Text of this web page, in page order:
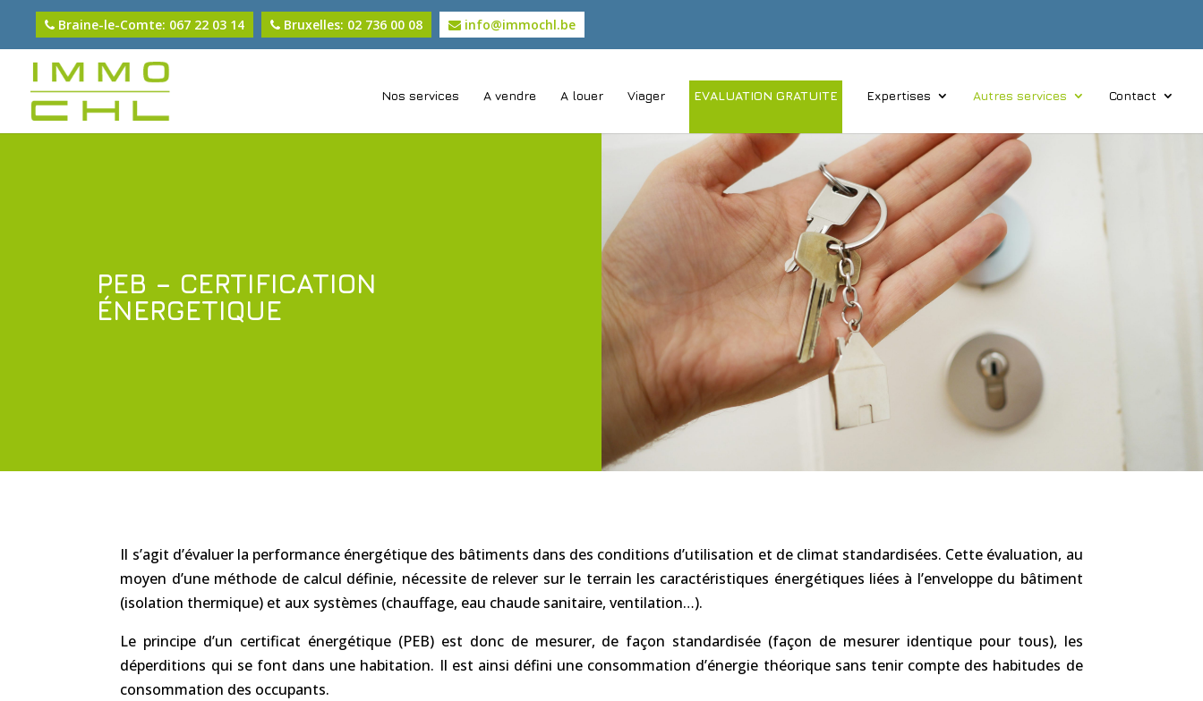
Braine-le-Comte: 067 22 03 14 Bruxelles: 02 736 00 08 info@immochl.be
Nos services A vendre A louer Viager EVALUATION GRATUITE Expertises Autres services Contact
PEB – CERTIFICATION
ÉNERGETIQUE
Il s’agit d’évaluer la performance énergétique des bâtiments dans des conditions d’utilisation et de climat standardisées. Cette évaluation, au
moyen d’une méthode de calcul définie, nécessite de relever sur le terrain les caractéristiques énergétiques liées à l’enveloppe du bâtiment
(isolation thermique) et aux systèmes (chauffage, eau chaude sanitaire, ventilation…).
Le principe d’un certificat énergétique (PEB) est donc de mesurer, de façon standardisée (façon de mesurer identique pour tous), les
déperditions qui se font dans une habitation. Il est ainsi défini une consommation d’énergie théorique sans tenir compte des habitudes de
consommation des occupants.